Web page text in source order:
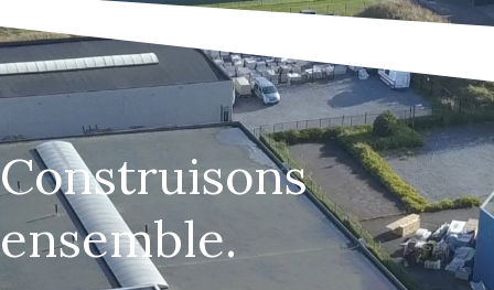
Construisons
ensemble.